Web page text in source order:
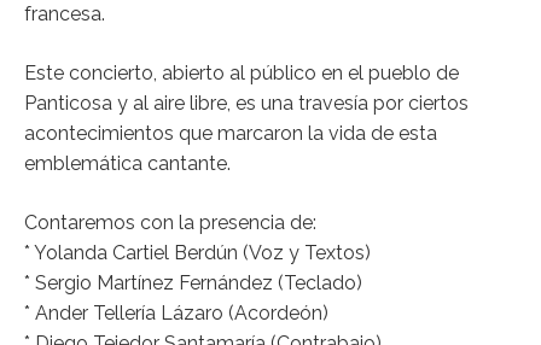
francesa.
Este concierto, abierto al público en el pueblo de
Panticosa y al aire libre, es una travesía por ciertos
acontecimientos que marcaron la vida de esta
emblemática cantante.
Contaremos con la presencia de:
* Yolanda Cartiel Berdún (Voz y Textos)
* Sergio Martínez Fernández (Teclado)
* Ander Tellería Lázaro (Acordeón)